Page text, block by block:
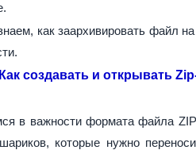
как заархивировать файл
Как создавать и открывать
в важности формата файла
которые нужно